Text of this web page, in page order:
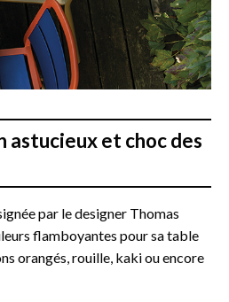
astucieux et choc des
par le designer Thomas
flamboyantes pour sa table
orangés, rouille, kaki ou encore